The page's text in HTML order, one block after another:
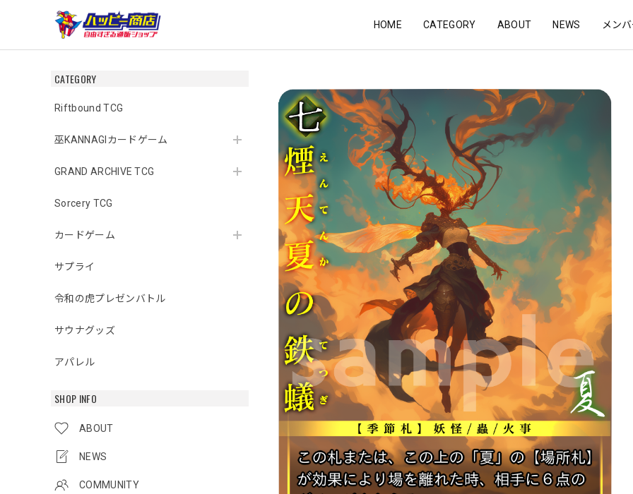
HOME CATEGORY ABOUT NEWS メン
CATEGORY
Riftbound TCG
巫KANNAGIカードゲーム
GRAND ARCHIVE TCG
Sorcery TCG
カードゲーム
サプライ
令和の虎プレゼンバトル
サウナグッズ
アパレル
SHOP INFO
ABOUT
NEWS
COMMUNITY